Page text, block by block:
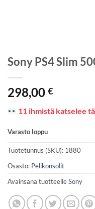
Sony PS4 Slim
298,00 €
11 ihmistä katselee
Varasto loppu
Tuotetunnus (SKU): 1880
Osasto: Pelikonsolit
Avainsana tuotteelleSony